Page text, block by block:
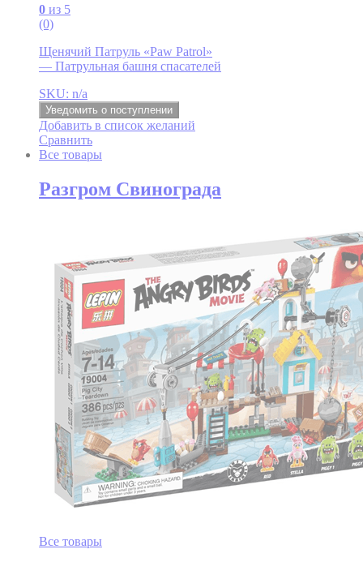
0 из 5
(0)
Щенячий Патруль «Paw Patrol»
— Патрульная башня спасателей
SKU: n/a
Уведомить о поступлении
Добавить в список желаний
Сравнить
Все товары
Разгром Свинограда
Все товары